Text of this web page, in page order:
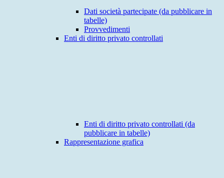
Dati società partecipate (da pubblicare in
tabelle)
Provvedimenti
Enti di diritto privato controllati
Enti di diritto privato controllati (da
pubblicare in tabelle)
Rappresentazione grafica